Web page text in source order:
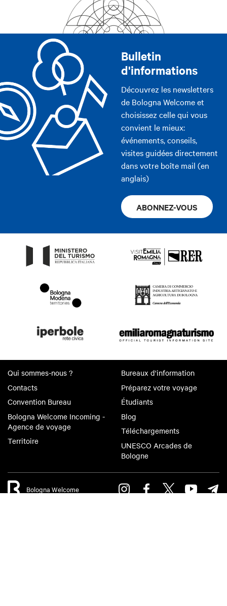
Bulletin
d'informations
Découvrez les newsletters
de Bologna Welcome et
choisissez celle qui vous
convient le mieux:
événements, conseils,
visites guidées directement
dans votre boîte mail (en
anglais)
ABONNEZ-VOUS
Qui sommes-nous ?
Contacts
Convention Bureau
Bologna Welcome Incoming -
Agence de voyage
Territoire
Bureaux d'information
Préparez votre voyage
Étudiants
Blog
Téléchargements
UNESCO Arcades de
Bologne
Bologna Welcome